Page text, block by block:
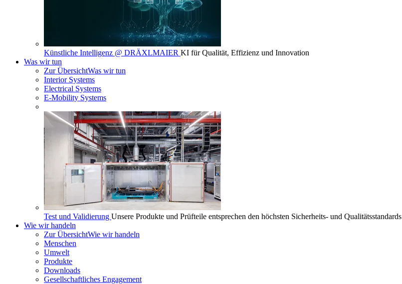
Künstliche Intelligenz @ DRÄXLMAIER KI für Qualität, Effizienz und Innovation
Was wir tun
Zur ÜbersichtWas wir tun
Interior Systems
Electrical Systems
E-Mobility Systems
Test und Validierung Unsere Produkte und Prüfteile entsprechen den höchsten Sicherheits- und Qualitätsstandards
Wie wir handeln
Zur ÜbersichtWie wir handeln
Menschen
Umwelt
Produkte
Downloads
Gesellschaftliches Engagement